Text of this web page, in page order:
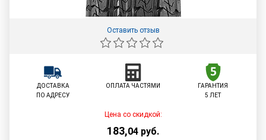
Оставить отзыв
ДОСТАВКА
ПО АДРЕСУ
ОПЛАТА ЧАСТЯМИ
ГАРАНТИЯ
5 ЛЕТ
Цена со скидкой:
183,04 руб.